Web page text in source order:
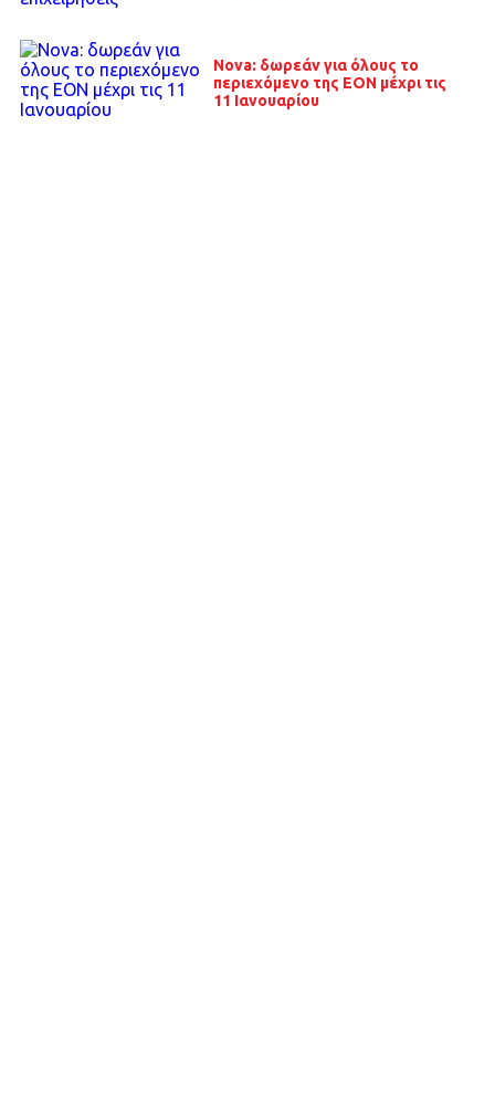
Nova: δωρεάν για όλους το
περιεχόμενο της EON μέχρι τις
11 Ιανουαρίου